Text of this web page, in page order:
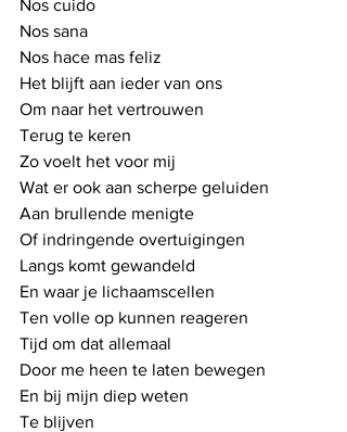
Nos cuido
Nos sana
Nos hace mas feliz
Het blijft aan ieder van ons
Om naar het vertrouwen
Terug te keren
Zo voelt het voor mij
Wat er ook aan scherpe geluiden
Aan brullende menigte
Of indringende overtuigingen
Langs komt gewandeld
En waar je lichaamscellen
Ten volle op kunnen reageren
Tijd om dat allemaal
Door me heen te laten bewegen
En bij mijn diep weten
Te blijven